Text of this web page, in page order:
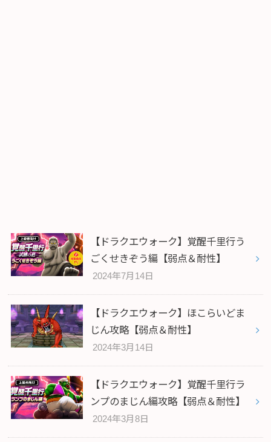
【ドラクエウォーク】覚醒千里行う
ごくせきぞう編【弱点＆耐性】
2024年7月14日
【ドラクエウォーク】ほこらいどま
じん攻略【弱点＆耐性】
2024年3月14日
【ドラクエウォーク】覚醒千里行ラ
ンプのまじん編攻略【弱点＆耐性】
2024年3月8日